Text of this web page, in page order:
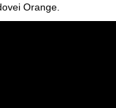
Orange.